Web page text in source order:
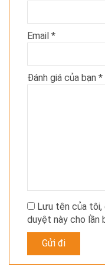
Email *
Đánh giá của bạn *
Lưu tên của tôi,
duyệt này cho lần